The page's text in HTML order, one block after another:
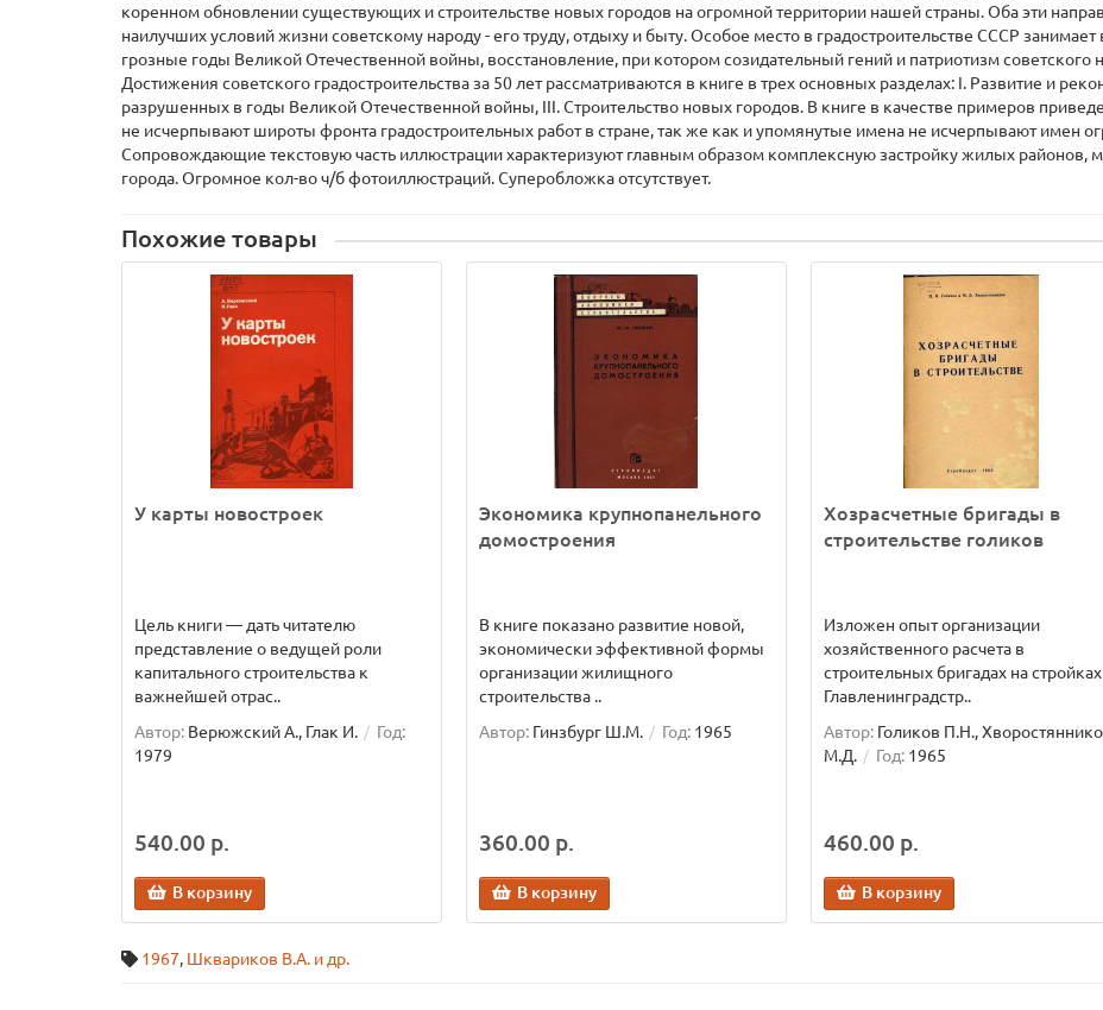
коренном обновлении существующих и строительстве новых городов на огромной территории нашей страны. Оба эти
наилучших условий жизни советскому народу - его труду, отдыху и быту. Особое место в градостроительстве СССР
грозные годы Великой Отечественной войны, восстановление, при котором созидательный гений и патриотизм советского
Достижения советского градостроительства за 50 лет рассматриваются в книге в трех основных разделах: I. Развитие и
разрушенных в годы Великой Отечественной войны, III. Строительство новых городов. В книге в качестве примеров
не исчерпывают широты фронта градостроительных работ в стране, так же как и упомянутые имена не исчерпывают имен
Сопровождающие текстовую часть иллюстрации характеризуют главным образом комплексную застройку жилых районов,
города. Огромное кол-во ч/б фотоиллюстраций. Суперобложка отсутствует.
Похожие товары
У карты новостроек
Цель книги — дать читателю
представление о ведущей роли
капитального строительства к
важнейшей отрас..
Автор: Верюжский А., Глак И.
Год:
1979
540.00 р.
В корзину
Экономика крупнопанельного
домостроения
В книге показано развитие новой,
экономически эффективной формы
организации жилищного
строительства ..
Автор: Гинзбург Ш.М. Год: 1965
360.00 р.
В корзину
Хозрасчетные бригады в
строительстве голиков
Изложен опыт организации
хозяйственного расчета в
строительных бригадах на стройках
Главленинградстр..
Автор: Голиков П.Н.,
М.Д.
Год: 1965
460.00 р.
В корзину
1967, Шквариков В.А. и др.